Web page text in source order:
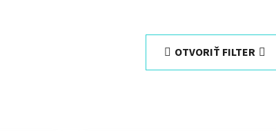
OTVORIŤ FILTER